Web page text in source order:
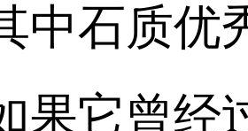
中石质优
果它曾经